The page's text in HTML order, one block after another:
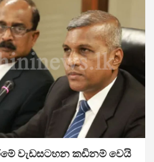
වැඩසටහන කඩිනම් වෙයි